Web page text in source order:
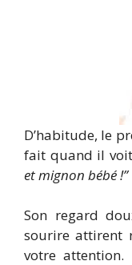
D’habitude, le
fait quand il
et mignon bébé !’’
Son regard
sourire attirent
votre attention.